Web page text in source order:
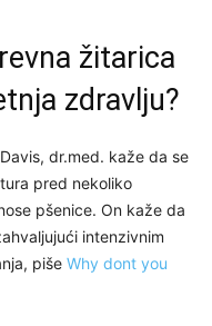
žitarica
zdravlju?
dr.med. kaže da se
pred nekoliko
pšenice. On kaže da
intenzivnim
piše Why dont you